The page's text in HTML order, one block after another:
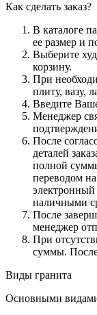
Как сделать заказ?
В каталоге
ее размер и
Выберите
корзину.
При
плиту, вазу,
Введите
Менеджер
После
деталей
полной
переводом
наличными
После
менеджер
При
суммы. После
Виды гранита
Основными